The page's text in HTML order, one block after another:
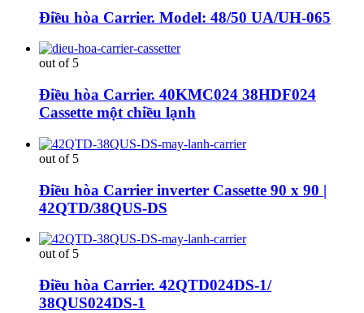
Điều hòa Carrier. Model: 48/50 UA/UH-065
out of 5
Điều hòa Carrier. 40KMC024 38HDF024
Cassette một chiều lạnh
out of 5
Điều hòa Carrier inverter Cassette 90 x 90 |
42QTD/38QUS-DS
out of 5
Điều hòa Carrier. 42QTD024DS-1/
38QUS024DS-1